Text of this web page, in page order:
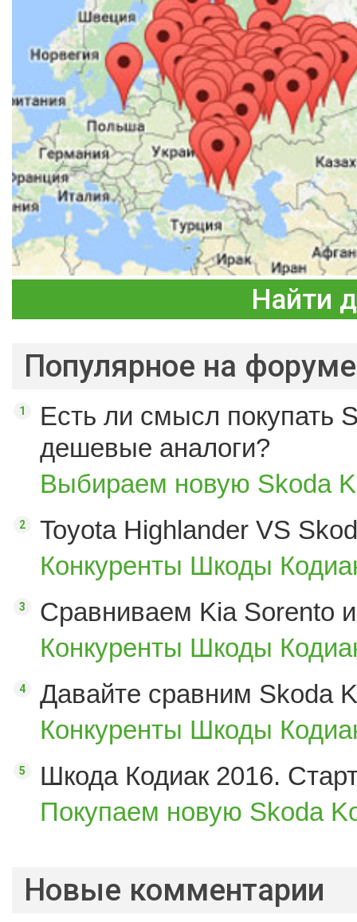
Найти
Популярное на форуме
Есть ли смысл покупать
дешевые аналоги?
Выбираем новую Skoda
Toyota Highlander VS
Конкуренты Шкоды
Сравниваем Kia Sorento
Конкуренты Шкоды
Давайте сравним Skoda
Конкуренты Шкоды
Шкода Кодиак 2016.
Покупаем новую Skoda
Новые комментарии